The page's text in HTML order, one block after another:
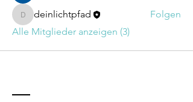
deinlichtpfad
deinlichtpfad
Folgen
Alle Mitglieder anzeigen (3)